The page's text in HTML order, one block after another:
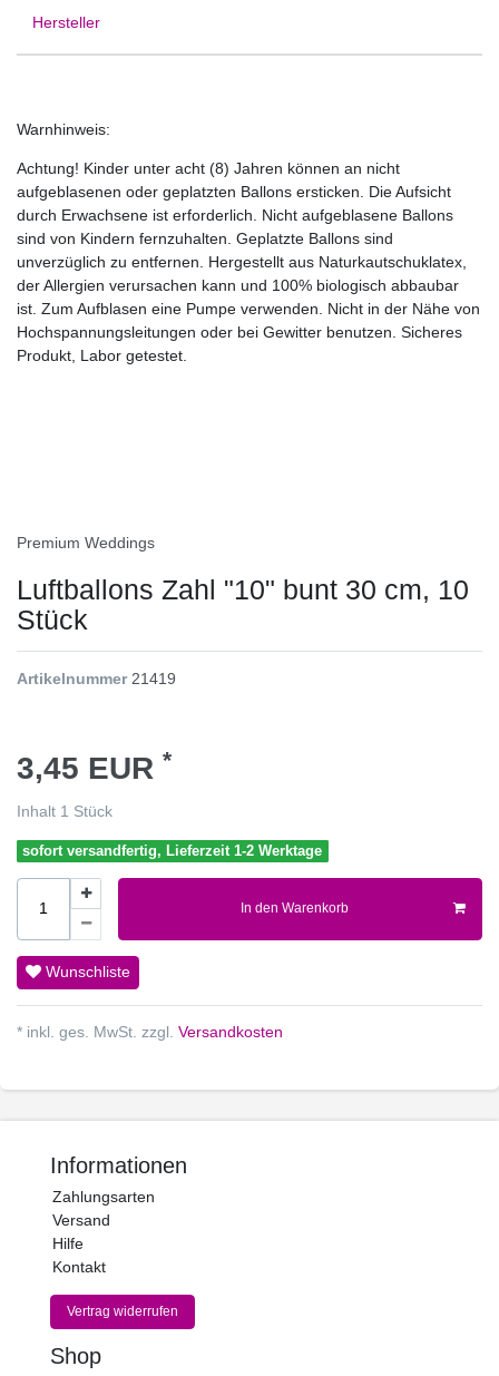
Hersteller
Warnhinweis:
Achtung! Kinder unter acht (8) Jahren können an nicht
aufgeblasenen oder geplatzten Ballons ersticken. Die Aufsicht
durch Erwachsene ist erforderlich. Nicht aufgeblasene Ballons
sind von Kindern fernzuhalten. Geplatzte Ballons sind
unverzüglich zu entfernen. Hergestellt aus Naturkautschuklatex,
der Allergien verursachen kann und 100% biologisch abbaubar
ist. Zum Aufblasen eine Pumpe verwenden. Nicht in der Nähe von
Hochspannungsleitungen oder bei Gewitter benutzen. Sicheres
Produkt, Labor getestet.
Premium Weddings
Luftballons Zahl "10" bunt 30 cm, 10
Stück
Artikelnummer21419
3,45 EUR *
Inhalt 1 Stück
sofort versandfertig, Lieferzeit 1-2 Werktage
In den Warenkorb
Wunschliste
* inkl. ges. MwSt. zzgl. Versandkosten
Informationen
Zahlungsarten
Versand
Hilfe
Kontakt
Vertrag widerrufen
Shop